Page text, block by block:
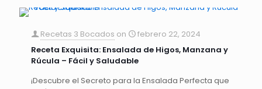
Recetas 3 Bocados on
febrero 22, 2024
Receta Exquisita: Ensalada de Higos, Manzana y
Rúcula – Fácil y Saludable
¡Descubre el Secreto para la Ensalada Perfecta que